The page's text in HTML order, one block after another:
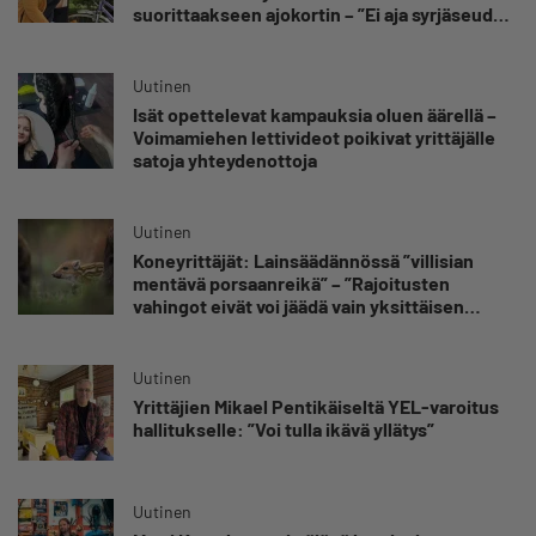
suorittaakseen ajokortin – ”Ei aja syrjäseudun
Uutinen
Isät opettelevat kampauksia oluen äärellä –
Voimamiehen lettivideot poikivat yrittäjälle
satoja yhteydenottoja
Uutinen
Koneyrittäjät: Lainsäädännössä ”villisian
mentävä porsaanreikä” – ”Rajoitusten
vahingot eivät voi jäädä vain yksittäisen
Uutinen
Yrittäjien Mikael Pentikäiseltä YEL-varoitus
hallitukselle: ”Voi tulla ikävä yllätys”
Uutinen